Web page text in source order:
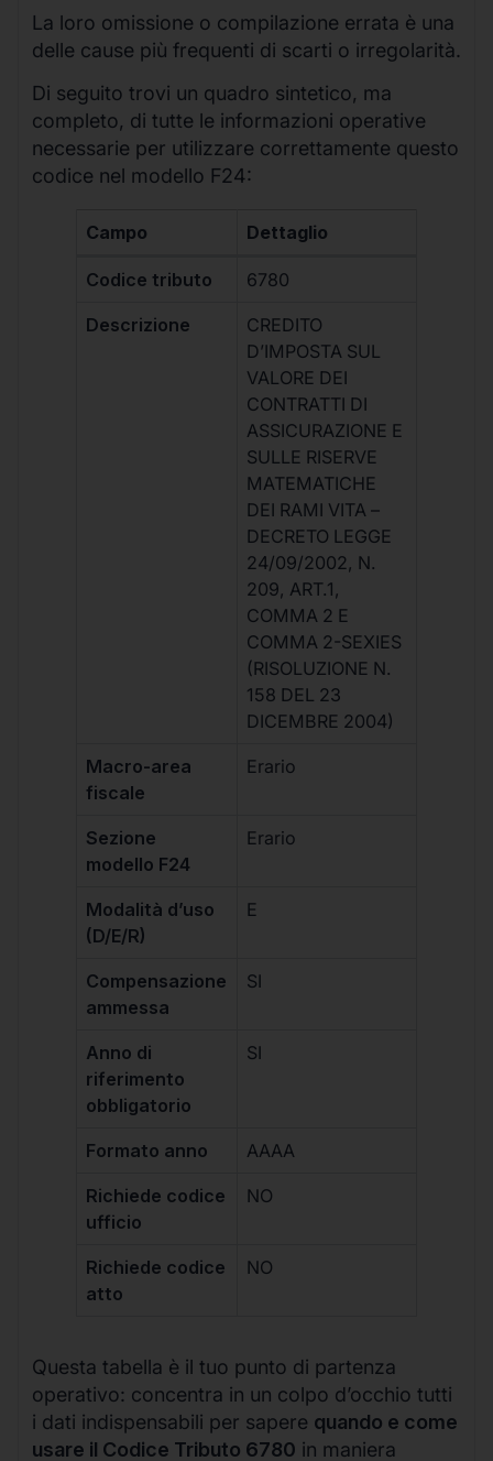
La loro omissione o compilazione errata è una
delle cause più frequenti di scarti o irregolarità.
Di seguito trovi un quadro sintetico, ma
completo, di tutte le informazioni operative
necessarie per utilizzare correttamente questo
codice nel modello F24:
Campo Dettaglio
Codice tributo 6780
Descrizione
CREDITO
D’IMPOSTA SUL
VALORE DEI
CONTRATTI DI
ASSICURAZIONE E
SULLE RISERVE
MATEMATICHE
DEI RAMI VITA –
DECRETO LEGGE
24/09/2002, N.
209, ART.1,
COMMA 2 E
COMMA 2-SEXIES
(RISOLUZIONE N.
158 DEL 23
DICEMBRE 2004)
Macro-area
fiscale
Erario
Sezione
modello F24
Erario
Modalità d’uso
(D/E/R)
E
Compensazione
ammessa
SI
Anno di
riferimento
obbligatorio
SI
Formato anno AAAA
Richiede codice
ufficio
NO
Richiede codice
atto
NO
Questa tabella è il tuo punto di partenza
operativo: concentra in un colpo d’occhio tutti
i dati indispensabili per sapere quando e come
usare il Codice Tributo 6780 in maniera